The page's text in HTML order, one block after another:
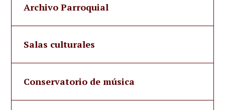
Archivo Parroquial
Salas culturales
Conservatorio de música